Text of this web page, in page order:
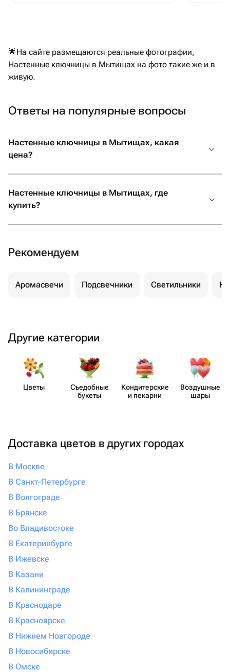
🌟На сайте размещаются реальные фотографии,
Настенные ключницы в Мытищах на фото такие же и в
живую.
Ответы на популярные вопросы
Настенные ключницы в Мытищах, какая
цена?
Настенные ключницы в Мытищах, где
купить?
Рекомендуем
Аромасвечи Подсвечники Светильники
Другие категории
Цветы
Съедобные
букеты
Кондит​ерские
и пекарни
Воздушные
шары
Доставка цветов в других городах
В Москве
В Санкт-Петербурге
В Волгограде
В Брянске
Во Владивостоке
В Екатеринбурге
В Ижевске
В Казани
В Калининграде
В Краснодаре
В Красноярске
В Нижнем Новгороде
В Новосибирске
В Омске